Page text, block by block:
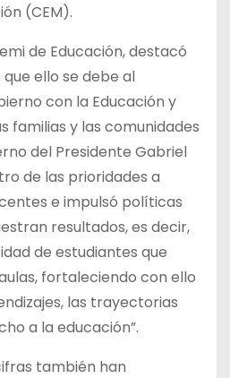
(CEM).
de Educación, destacó
ello se debe al
con la Educación y
familias y las comunidades
del Presidente Gabriel
de las prioridades a
e impulsó políticas
resultados, es decir,
de estudiantes que
fortaleciendo con ello
las trayectorias
a la educación”.
también han